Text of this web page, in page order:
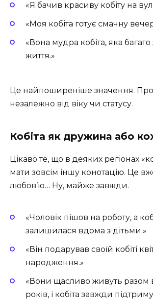
«Я бачив красиву кобіту на
«Моя кобіта готує смачну
«Вона мудра кобіта, яка
життя.»
Це найпоширеніше значення.
незалежно від віку чи статусу.
Кобіта як дружина або
Цікаво те, що в деяких регіонах
мати зовсім іншу конотацію. Це
любов’ю… Ну, майже завжди.
«Чоловік пішов на роботу, а
залишилася вдома з дітьми.»
«Він подарував своїй кобіті
народження.»
«Вони щасливо живуть разом
років, і кобіта завжди